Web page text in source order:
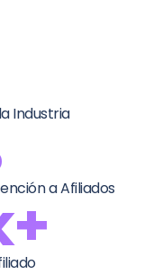
Industria
a Afiliados